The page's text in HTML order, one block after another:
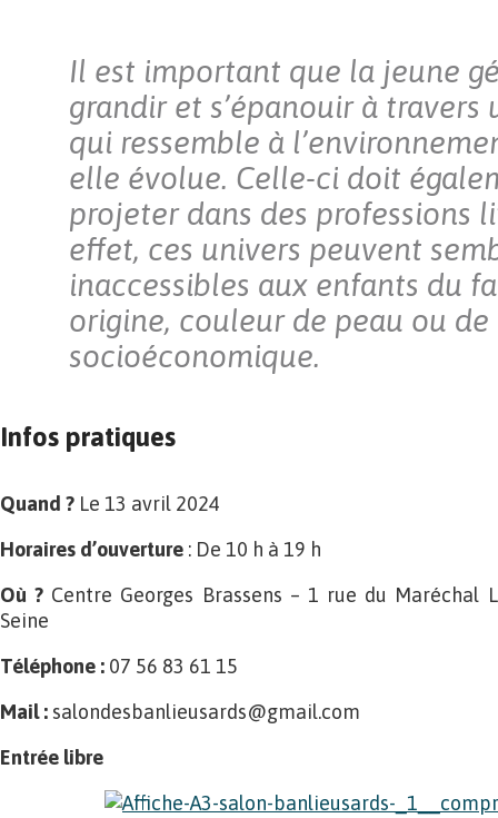
Il est important que la jeune
grandir et s’épanouir à
qui ressemble à
elle évolue. Celle-ci doit
projeter dans des professions
effet, ces univers peuvent
inaccessibles aux enfants du
origine, couleur de peau ou
socioéconomique.
Infos pratiques
Quand ? Le 13 avril 2024
Horaires d’ouverture : De 10 h à 19 h
Où ? Centre Georges Brassens – 1 rue du Maréchal
Seine
Téléphone : 07 56 83 61 15
Mail : salondesbanlieusards@gmail.com
Entrée libre